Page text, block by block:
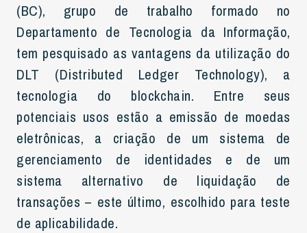
(BC), grupo de trabalho formado no
Departamento de Tecnologia da Informação,
tem pesquisado as vantagens da utilização do
DLT (Distributed Ledger Technology), a
tecnologia do blockchain. Entre seus
potenciais usos estão a emissão de moedas
eletrônicas, a criação de um sistema de
gerenciamento de identidades e de um
sistema alternativo de liquidação de
transações – este último, escolhido para teste
de aplicabilidade.